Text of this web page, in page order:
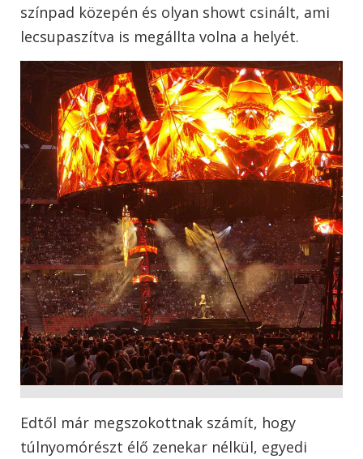
színpad közepén és olyan showt csinált, ami
lecsupaszítva is megállta volna a helyét.
Edtől már megszokottnak számít, hogy
túlnyomórészt élő zenekar nélkül, egyedi